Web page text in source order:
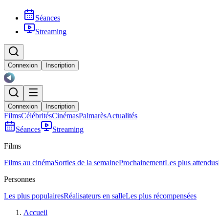
Séances
Streaming
Connexion Inscription
Connexion Inscription
FilmsCélébritésCinémasPalmarèsActualités
Séances
Streaming
Films
Films au cinémaSorties de la semaineProchainementLes plus attendus
Personnes
Les plus populairesRéalisateurs en salleLes plus récompensées
Accueil